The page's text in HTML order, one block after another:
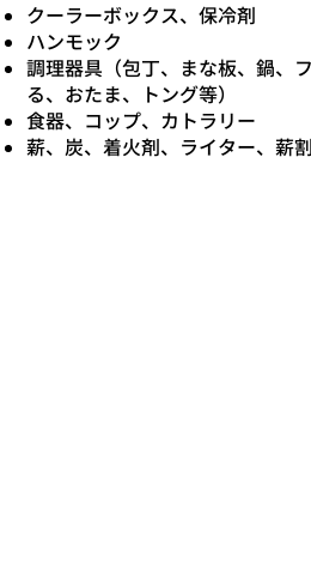
クーラーボックス、保冷剤
ハンモック
調理器具（包丁、まな板、鍋、
る、おたま、トング等）
食器、コップ、カトラリー
薪、炭、着火剤​、ライター、薪